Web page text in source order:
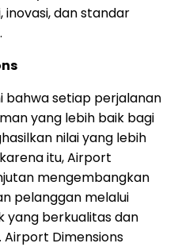
inovasi, dan standar
bahwa setiap perjalanan
yang lebih baik bagi
nilai yang lebih
itu, Airport
mengembangkan
pelanggan melalui
yang berkualitas dan
Dimensions